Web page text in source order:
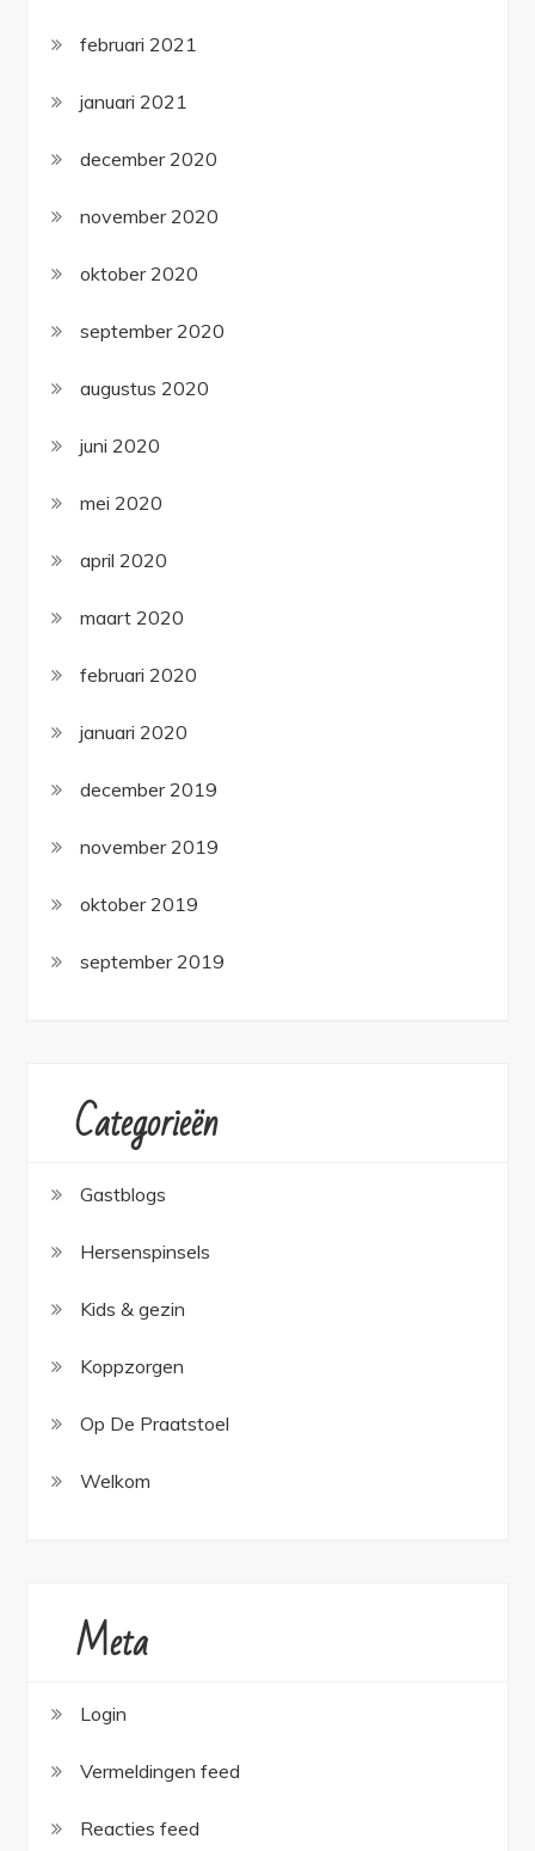
februari 2021
januari 2021
december 2020
november 2020
oktober 2020
september 2020
augustus 2020
juni 2020
mei 2020
april 2020
maart 2020
februari 2020
januari 2020
december 2019
november 2019
oktober 2019
september 2019
Categorieën
Gastblogs
Hersenspinsels
Kids & gezin
Koppzorgen
Op De Praatstoel
Welkom
Meta
Login
Vermeldingen feed
Reacties feed